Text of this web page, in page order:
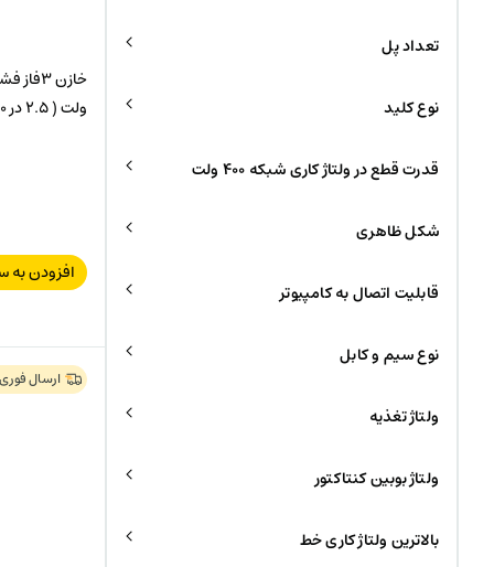
ولت ( 2.5 در 400) مدل POLT44030
افزودن به
ارسال فوری
تعداد پل
نوع کلید
قدرت قطع در ولتاژ کاری شبکه 400 ولت
شکل ظاهری
قابلیت اتصال به کامپیوتر
نوع سیم و کابل
ولتاژ تغذیه
ولتاژ بوبین کنتاکتور
بالاترین ولتاژ کاری خط